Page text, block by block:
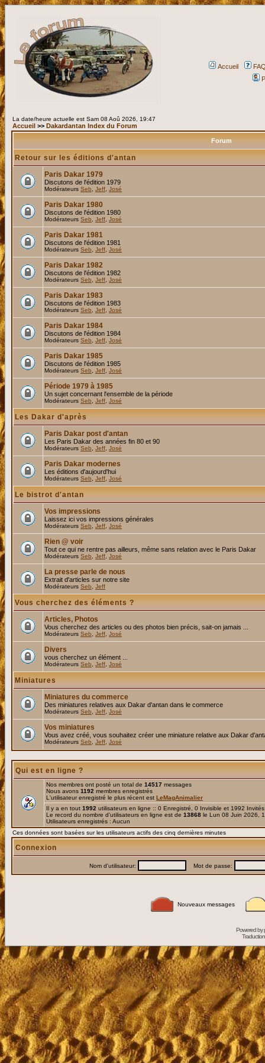
Accueil
La date/heure actuelle est Sam 08 Aoû 2026, 19:47
Accueil >> Dakardantan Index du Forum
Forum
Retour sur les éditions d'antan
Paris Dakar 1979
Discutons de l'édition 1979
Modérateurs Seb Jeff José
Paris Dakar 1980
Discutons de l'édition 1980
Modérateurs Seb Jeff José
Paris Dakar 1981
Discutons de l'édition 1981
Modérateurs Seb Jeff José
Paris Dakar 1982
Discutons de l'édition 1982
Modérateurs Seb Jeff José
Paris Dakar 1983
Discutons de l'édition 1983
Modérateurs Seb Jeff José
Paris Dakar 1984
Discutons de l'édition 1984
Modérateurs Seb Jeff José
Paris Dakar 1985
Discutons de l'édition 1985
Modérateurs Seb Jeff José
Période 1979 à 1985
Un sujet concernant l'ensemble de la période
Modérateurs Seb Jeff José
Les Dakar d'après
Paris Dakar post d'antan
Les Paris Dakar des années fin 80 et 90
Modérateurs Seb Jeff José
Paris Dakar modernes
Les éditions d'aujourd'hui
Modérateurs Seb Jeff José
Le bistrot d'antan
Vos impressions
Laissez ici vos impressions générales
Modérateurs Seb Jeff José
Rien @ voir
Tout ce qui ne rentre pas ailleurs, même sans relation avec le Paris Dakar
Modérateurs Seb Jeff José
La presse parle de nous
Extrait d'articles sur notre site
Modérateurs Seb Jeff
Vous cherchez des éléments ?
Articles, Photos
Vous cherchez des articles ou des photos bien précis, sait-on jamais ...
Modérateurs Seb Jeff José
Divers
vous cherchez un élément ...
Modérateurs Seb Jeff José
Miniatures
Miniatures du commerce
Des miniatures relatives aux Dakar d'antan dans le commerce
Modérateurs Seb Jeff José
Vos miniatures
Vous avez créé, vous souhaitez créer une miniature relative aux Dakar
Modérateurs Seb Jeff José
Qui est en ligne ?
Nos membres ont posté un total de 14517 messages
Nous avons 1192 membres enregistrés
L'utilisateur enregistré le plus récent est LeMagAnimalier
Il y a en tout 1992 utilisateurs en ligne :: 0 Enregistré, 0 Invisible et 1992
Le record du nombre d'utilisateurs en ligne est de 13868 le Lun 08 Juin 2026,
Utilisateurs enregistrés : Aucun
Ces données sont basées sur les utilisateurs actifs des cinq dernières minutes
Connexion
Nom d'utilisateur: Mot de passe:
Nouveaux messages
Powered by